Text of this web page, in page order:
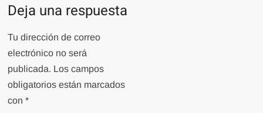
Deja una respuesta
Tu dirección de correo
electrónico no será
publicada. Los campos
obligatorios están marcados
con*